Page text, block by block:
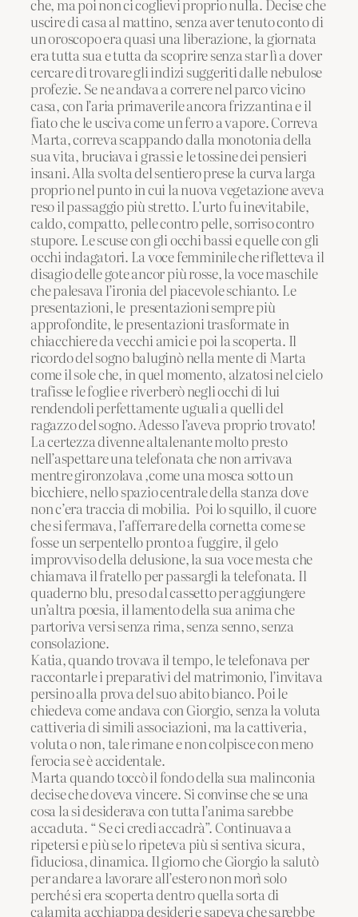
che, ma poi non ci coglievi proprio nulla. Decise che
uscire di casa al mattino, senza aver tenuto conto di
un oroscopo era quasi una liberazione, la giornata
era tutta sua e tutta da scoprire senza star lì a dover
cercare di trovare gli indizi suggeriti dalle nebulose
profezie. Se ne andava a correre nel parco vicino
casa, con l’aria primaverile ancora frizzantina e il
fiato che le usciva come un ferro a vapore. Correva
Marta, correva scappando dalla monotonia della
sua vita, bruciava i grassi e le tossine dei pensieri
insani. Alla svolta del sentiero prese la curva larga
proprio nel punto in cui la nuova vegetazione aveva
reso il passaggio più stretto. L’urto fu inevitabile,
caldo, compatto, pelle contro pelle, sorriso contro
stupore. Le scuse con gli occhi bassi e quelle con gli
occhi indagatori. La voce femminile che rifletteva il
disagio delle gote ancor più rosse, la voce maschile
che palesava l’ironia del piacevole schianto. Le
presentazioni, le presentazioni sempre più
approfondite, le presentazioni trasformate in
chiacchiere da vecchi amici e poi la scoperta. Il
ricordo del sogno baluginò nella mente di Marta
come il sole che, in quel momento, alzatosi nel cielo
trafisse le foglie e riverberò negli occhi di lui
rendendoli perfettamente uguali a quelli del
ragazzo del sogno. Adesso l’aveva proprio trovato!
La certezza divenne altalenante molto presto
nell’aspettare una telefonata che non arrivava
mentre gironzolava ,come una mosca sotto un
bicchiere, nello spazio centrale della stanza dove
non c’era traccia di mobilia. Poi lo squillo, il cuore
che si fermava, l’afferrare della cornetta come se
fosse un serpentello pronto a fuggire, il gelo
improvviso della delusione, la sua voce mesta che
chiamava il fratello per passargli la telefonata. Il
quaderno blu, preso dal cassetto per aggiungere
un’altra poesia, il lamento della sua anima che
partoriva versi senza rima, senza senno, senza
consolazione.
Katia, quando trovava il tempo, le telefonava per
raccontarle i preparativi del matrimonio, l’invitava
persino alla prova del suo abito bianco. Poi le
chiedeva come andava con Giorgio, senza la voluta
cattiveria di simili associazioni, ma la cattiveria,
voluta o non, tale rimane e non colpisce con meno
ferocia se è accidentale.
Marta quando toccò il fondo della sua malinconia
decise che doveva vincere. Si convinse che se una
cosa la si desiderava con tutta l’anima sarebbe
accaduta. “ Se ci credi accadrà”. Continuava a
ripetersi e più se lo ripeteva più si sentiva sicura,
fiduciosa, dinamica. Il giorno che Giorgio la salutò
per andare a lavorare all’estero non morì solo
perché si era scoperta dentro quella sorta di
calamita acchiappa desideri e sapeva che sarebbe